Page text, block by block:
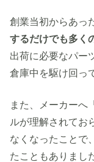
創業当初からあっ
するだけでも多く
出荷に必要なパー
倉庫中を駆け回っ
また、メーカーへ
ルが理解されてお
なくなったことで
たこともありまし